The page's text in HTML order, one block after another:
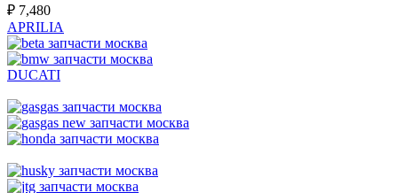
₽ 7,480
APRILIA
DUCATI